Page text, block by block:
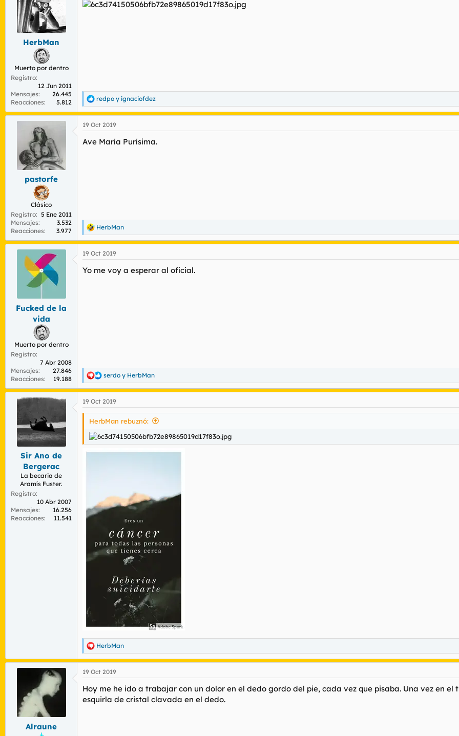
a
n
c
i
o
HerbMan
Muerto por dentro
Registro
12 Jun 2011
Mensajes
26.445
Reacciones
5.812
R
e
a
c
i
redpo y ignaciofdez
pastorfe
Clásico
Registro
5 Ene 2011
Mensajes
3.532
Reacciones
3.977
19 Oct 2019
Ave María Purísima.
R
e
a
c
i
HerbMan
Fucked de la
vida
Muerto por dentro
Registro
7 Abr 2008
Mensajes
27.846
Reacciones
19.188
19 Oct 2019
Yo me voy a esperar al oficial.
R
e
a
c
c
e
s
serdo y HerbMan
Sir Ano de
Bergerac
La becaria de
Aramís Fuster.
Registro
10 Abr 2007
Mensajes
16.256
Reacciones
11.541
19 Oct 2019
HerbMan rebuznó:
R
e
a
c
i
o
HerbMan
Alraune
19 Oct 2019
Hoy me he ido a trabajar con un dolor en el dedo gordo del pie, cada vez que pisaba. Una vez en
esquirla de cristal clavada en el dedo.